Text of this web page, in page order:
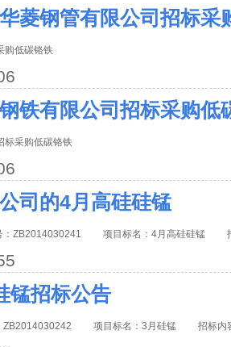
华菱钢管有限公司招标采
购低碳铬铁
铁有限公司招标采购低
标采购低碳铬铁
司的4月高硅硅锰
ZB2014030241 项目标名：4月高硅硅锰 招
锰招标公告
项目标名：3月硅锰 招标内容